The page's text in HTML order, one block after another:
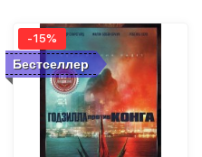
Бестселлер
-15%